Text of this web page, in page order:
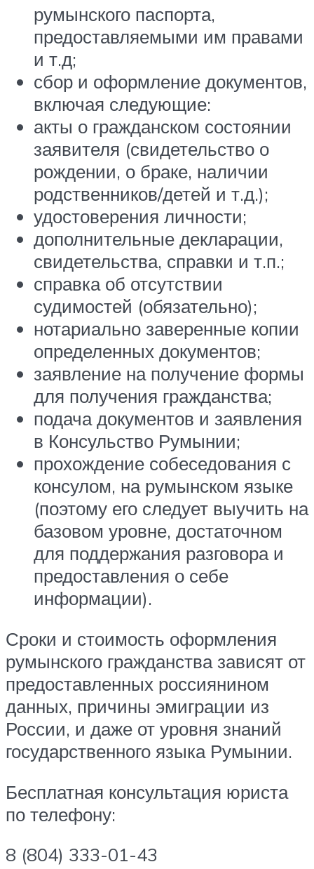
румынского паспорта,
предоставляемыми им правами
и т.д;
сбор и оформление документов,
включая следующие:
акты о гражданском состоянии
заявителя (свидетельство о
рождении, о браке, наличии
родственников/детей и т.д.);
удостоверения личности;
дополнительные декларации,
свидетельства, справки и т.п.;
справка об отсутствии
судимостей (обязательно);
нотариально заверенные копии
определенных документов;
заявление на получение формы
для получения гражданства;
подача документов и заявления
в Консульство Румынии;
прохождение собеседования с
консулом, на румынском языке
(поэтому его следует выучить на
базовом уровне, достаточном
для поддержания разговора и
предоставления о себе
информации).
Сроки и стоимость оформления
румынского гражданства зависят от
предоставленных россиянином
данных, причины эмиграции из
России, и даже от уровня знаний
государственного языка Румынии.
Бесплатная консультация юриста
по телефону:
8 (804) 333-01-43